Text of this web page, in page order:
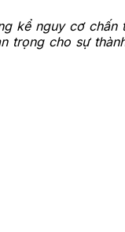
kể nguy cơ chấn
trọng cho sự